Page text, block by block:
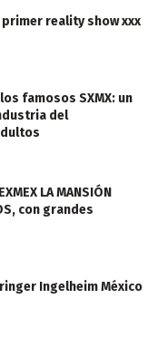
primer reality show xxx
los famosos SXMX: un
del
LA MANSIÓN
con grandes
Ingelheim México